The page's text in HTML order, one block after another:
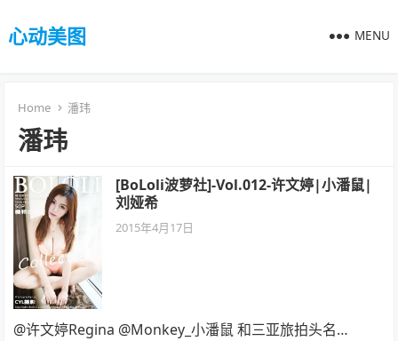
心动美图 MENU
Home 潘玮
潘玮
[BoLoli波萝社]-Vol.012-许文婷|小潘鼠|
刘娅希
2015年4月17日
@许文婷Regina @Monkey_小潘鼠 和三亚旅拍头名…